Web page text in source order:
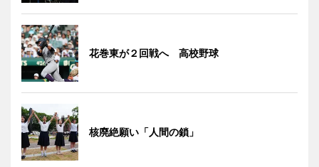
花巻東が２回戦へ 高校野球
核廃絶願い「人間の鎖」